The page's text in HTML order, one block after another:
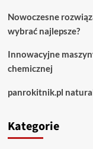
Nowoczesne
wybrać najlepsze?
Innowacyjne
chemicznej
panrokitnik.pl
Kategorie